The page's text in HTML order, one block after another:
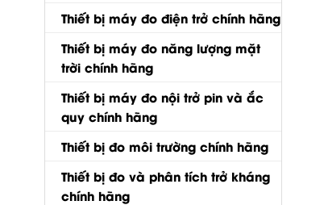
Thiết bị máy đo điện trở chính hãng
Thiết bị máy đo năng lượng mặt
trời chính hãng
Thiết bị máy đo nội trở pin và ắc
quy chính hãng
Thiết bị đo môi trường chính hãng
Thiết bị đo và phân tích trở kháng
chính hãng